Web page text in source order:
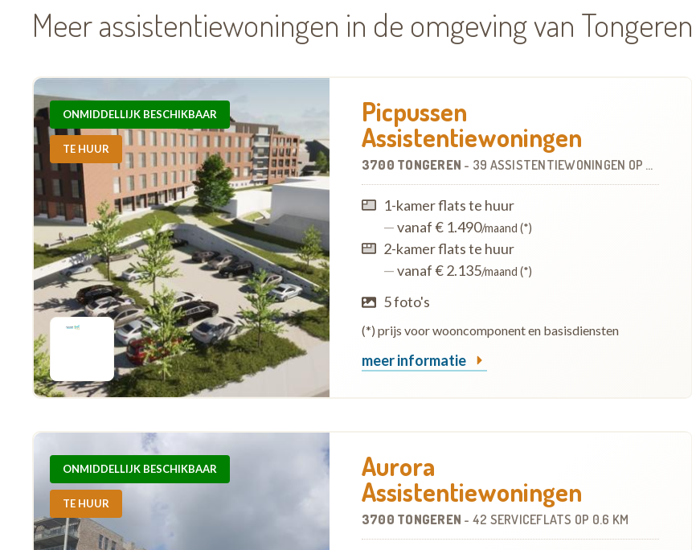
Meer assistentiewoningen in de omgeving van Tongeren
ONMIDDELLIJK BESCHIKBAAR
TE HUUR
Picpussen
Assistentiewoningen
3700 TONGEREN - 39 ASSISTENTIEWONINGEN OP 0.5 KM
1-kamer flats te huur
—vanaf € 1.490/maand (*)
2-kamer flats te huur
—vanaf € 2.135/maand (*)
5 foto's
(*) prijs voor wooncomponent en basisdiensten
meer informatie
ONMIDDELLIJK BESCHIKBAAR
TE HUUR
Aurora
Assistentiewoningen
3700 TONGEREN - 42 SERVICEFLATS OP 0.6 KM